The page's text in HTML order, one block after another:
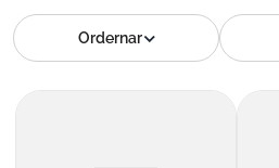
8. roche posay
9. isdin
10.neumoflux